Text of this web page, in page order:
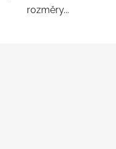
rozměry...